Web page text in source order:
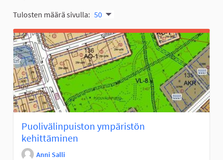
Tulosten määrä sivulla: 50
Puolivälinpuiston ympäristön
kehittäminen
Anni Salli